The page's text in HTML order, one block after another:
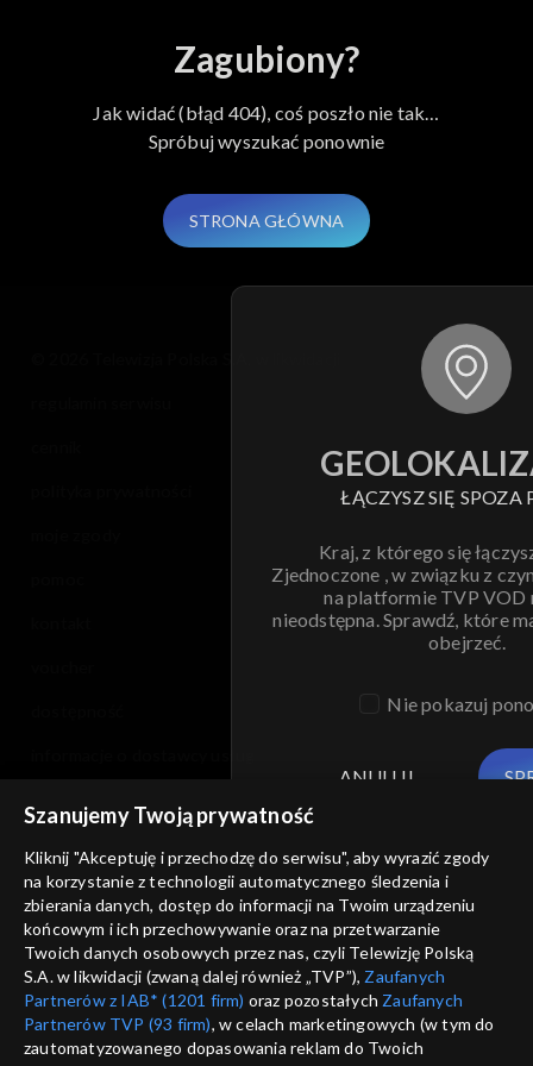
Zagubiony?
Jak widać (błąd 404), coś poszło nie tak…
Spróbuj wyszukać ponownie
STRONA GŁÓWNA
ŁĄCZYSZ SIĘ SPOZA
Kraj, z którego się
Zjednoczone , w związku z
na platformie TVP VOD
nieodstępna. Sprawdź, które
obejrzeć.
Nie pokazuj
ANULUJ
Szanujemy Twoją prywatność
Kliknij "Akceptuję i przechodzę do serwisu", aby wyrazić zgody
na korzystanie z technologii automatycznego śledzenia i
zbierania danych, dostęp do informacji na Twoim urządzeniu
końcowym i ich przechowywanie oraz na przetwarzanie
Twoich danych osobowych przez nas, czyli Telewizję Polską
S.A. w likwidacji (zwaną dalej również „TVP”), Zaufanych
Partnerów z IAB* (1201 firm) oraz pozostałych Zaufanych
Partnerów TVP (93 firm), w celach marketingowych (w tym do
zautomatyzowanego dopasowania reklam do Twoich